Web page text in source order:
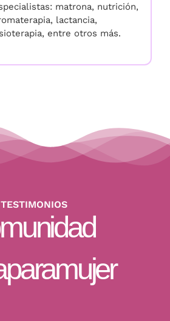
matrona, nutrición,
lactancia,
entre otros más.
TESTIMONIOS